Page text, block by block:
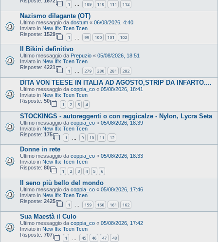
1 … 109 110 111 112
Nazismo dilagante (OT)
Ultimo messaggio da dostum « 06/08/2026, 4:40
Inviato in New Ifix Tcen Tcen
Risposte: 1529
1 99 100 101 102
Il Bikini definitivo
Ultimo messaggio da Prepuzio « 05/08/2026, 18:51
Inviato in New Ifix Tcen Tcen
Risposte: 4221
1 … 279 280 281 282
DITA VON TEESE IN ITALIA AD AGOSTO,STRIP DA INFARTO....
Ultimo messaggio da coppia_co « 05/08/2026, 18:41
Inviato in New Ifix Tcen Tcen
Risposte: 50
1 2 3 4
STOCKINGS - autoreggenti o con reggicalze - Nylon, Lycra Seta
Ultimo messaggio da coppia_co « 05/08/2026, 18:39
Inviato in New Ifix Tcen Tcen
Risposte: 175
1 9 10 11 12
Donne in rete
Ultimo messaggio da coppia_co « 05/08/2026, 18:33
Inviato in New Ifix Tcen Tcen
Risposte: 80
1 2 3 4 5 6
Il seno più bello del mondo
Ultimo messaggio da coppia_co « 05/08/2026, 17:46
Inviato in New Ifix Tcen Tcen
Risposte: 2425
1 … 159 160 161 162
Sua Maestà il Culo
Ultimo messaggio da coppia_co « 05/08/2026, 17:42
Inviato in New Ifix Tcen Tcen
Risposte: 707
1 45 46 47 48